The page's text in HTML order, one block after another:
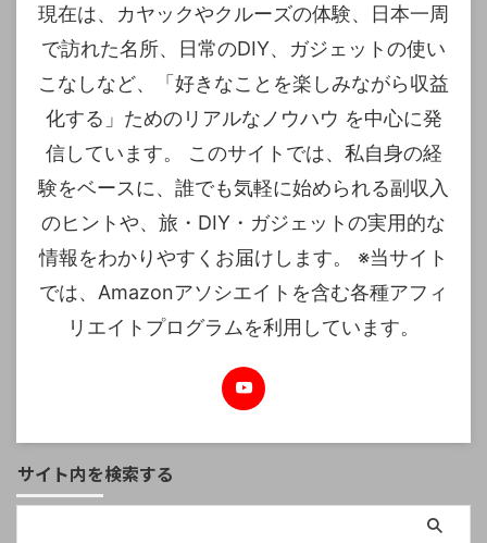
現在は、カヤックやクルーズの体験、日本一周
で訪れた名所、日常のDIY、ガジェットの使い
こなしなど、「好きなことを楽しみながら収益
化する」ためのリアルなノウハウ を中心に発
信しています。 このサイトでは、私自身の経
験をベースに、誰でも気軽に始められる副収入
のヒントや、旅・DIY・ガジェットの実用的な
情報をわかりやすくお届けします。 ※当サイト
では、Amazonアソシエイトを含む各種アフィ
リエイトプログラムを利用しています。
サイト内を検索する